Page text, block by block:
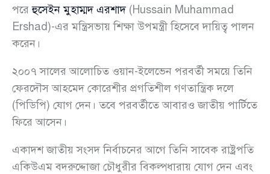
পরেহুসেইন মুহাম্মদ এরশাদ(Hussain Muhammad
Ershad)-এর মন্ত্রিসভায় শিক্ষা উপমন্ত্রী হিসেবে দায়িত্ব পালন
করেন।
২০০৭ সালের আলোচিত ওয়ান-ইলেভেন পরবর্তী সময়ে তিনি
ফেরদৌস আহমেদ কোরেশীর প্রগতিশীল গণতান্ত্রিক দলে
(পিডিপি) যোগ দেন। তবে পরবর্তীতে আবারও জাতীয় পার্টিতে
ফিরে আসেন।
একাদশ জাতীয় সংসদ নির্বাচনের আগে তিনি সাবেক রাষ্ট্রপতি
একিউএম বদরুদ্দোজা চৌধুরীর বিকল্পধারায় যোগ দেন এবং